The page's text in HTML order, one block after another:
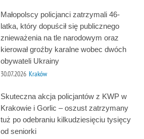
Małopolscy policjanci zatrzymali 46-
latka, który dopuścił się publicznego
znieważenia na tle narodowym oraz
kierował groźby karalne wobec dwóch
obywateli Ukrainy
30.07.2026 Kraków
Skuteczna akcja policjantów z KWP w
Krakowie i Gorlic – oszust zatrzymany
tuż po odebraniu kilkudziesięciu tysięcy
od seniorki